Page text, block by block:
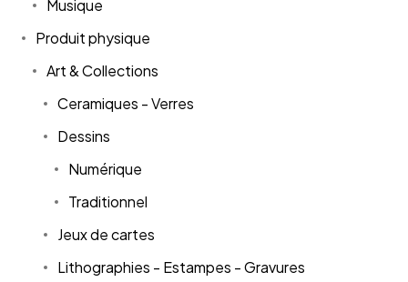
Musique
Produit physique
Art & Collections
Ceramiques - Verres
Dessins
Numérique
Traditionnel
Jeux de cartes
Lithographies - Estampes - Gravures